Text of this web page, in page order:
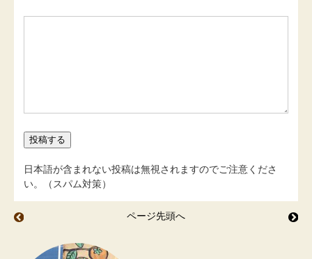
日本語が含まれない投稿は無視されますのでご注意くださ
い。（スパム対策）
ページ先頭へ